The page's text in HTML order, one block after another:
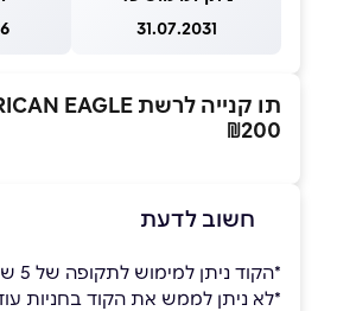
31.07.2031
₪200
חשוב לדעת
*הקוד ניתן למימוש לתקופה של 5 שנים מיום הנפקתו
*לא ניתן לממש את הקוד בחניות